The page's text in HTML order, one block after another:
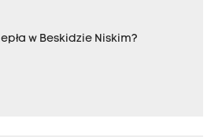
w Beskidzie Niskim?